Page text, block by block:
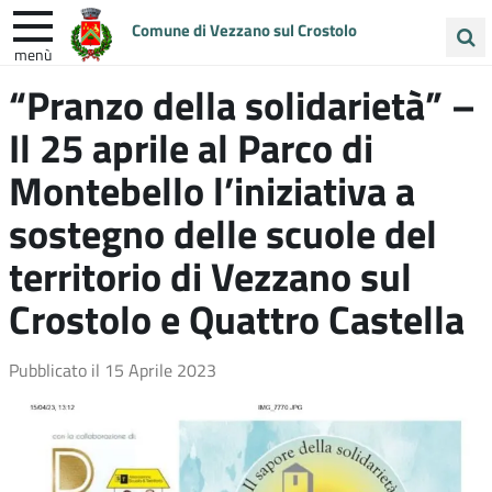
Comune di Vezzano sul Crostolo
menù
nel
sito
ENTRA IN COMUNE VIVI VEZZANO
UNIONE COLLINE MATILDICHE
“Pranzo della solidarietà” –
Il 25 aprile al Parco di
Montebello l’iniziativa a
sostegno delle scuole del
territorio di Vezzano sul
Crostolo e Quattro Castella
Pubblicato il 15 Aprile 2023